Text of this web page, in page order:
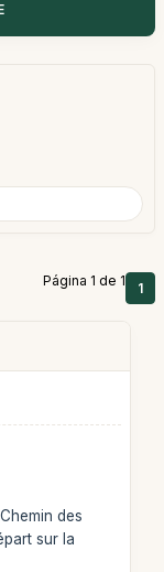
Página 1 de 1 1
des
sur la